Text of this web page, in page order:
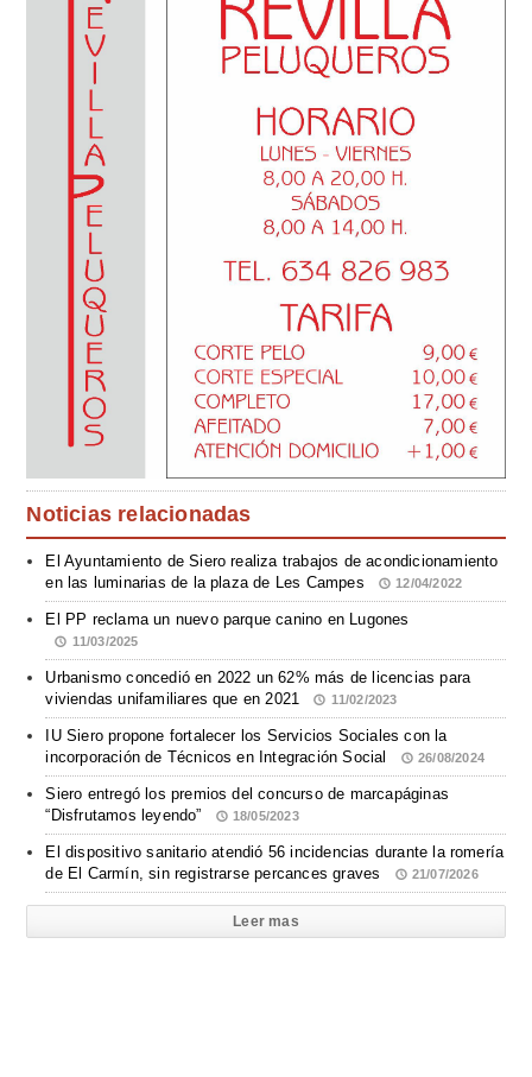
Noticias relacionadas
El Ayuntamiento de Siero realiza trabajos de acondicionamiento
en las luminarias de la plaza de Les Campes
12/04/2022
El PP reclama un nuevo parque canino en Lugones
11/03/2025
Urbanismo concedió en 2022 un 62% más de licencias para
viviendas unifamiliares que en 2021
11/02/2023
IU Siero propone fortalecer los Servicios Sociales con la
incorporación de Técnicos en Integración Social
26/08/2024
Siero entregó los premios del concurso de marcapáginas
“Disfrutamos leyendo”
18/05/2023
El dispositivo sanitario atendió 56 incidencias durante la romería
de El Carmín, sin registrarse percances graves
21/07/2026
Leer mas